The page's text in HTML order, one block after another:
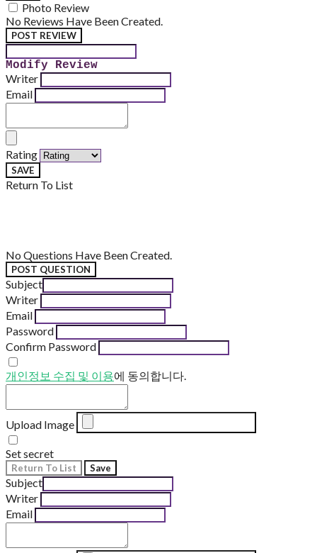
Photo Review
No Reviews Have Been Created.
POST REVIEW
Modify Review
Writer
Email
Rating
SAVE
Return To List
No Questions Have Been Created.
POST QUESTION
Subject
Writer
Email
Password
Confirm Password
개인정보 수집 및 이용에 동의합니다.
Upload Image
Set secret
Return To List Save
Subject
Writer
Email